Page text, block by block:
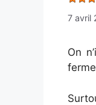
7 avril
On